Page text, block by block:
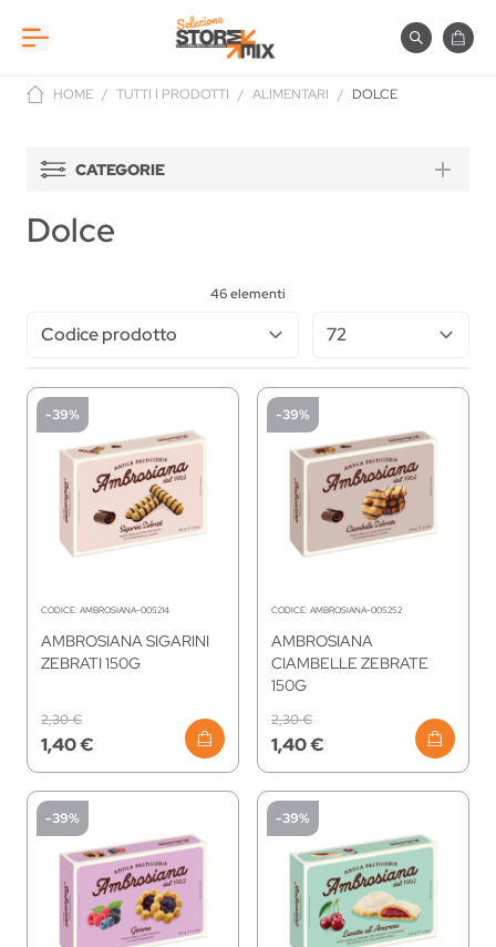
Cerca
HOME / TUTTI I PRODOTTI / ALIMENTARI / DOLCE
CATEGORIE
Dolce
46elementi
-39%
CODICE: AMBROSIANA-005214
AMBROSIANA SIGARINI
ZEBRATI 150G
1,40 €
2,30 €
-39%
CODICE: AMBROSIANA-005252
AMBROSIANA
CIAMBELLE ZEBRATE
150G
1,40 €
2,30 €
-39% -39%